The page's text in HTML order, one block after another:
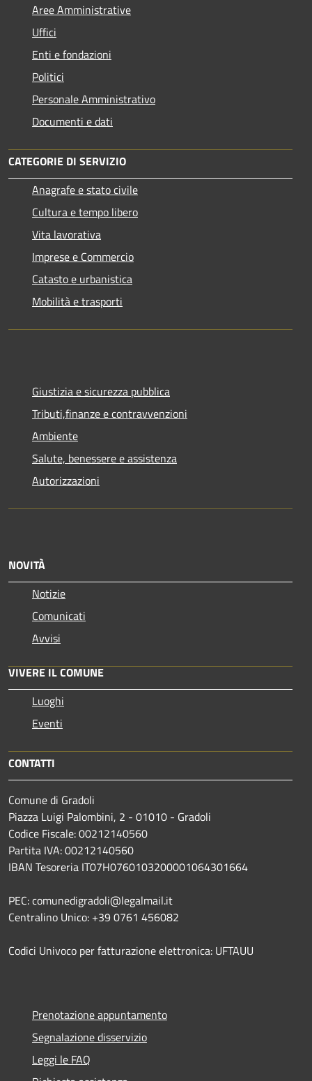
Aree Amministrative
Uffici
Enti e fondazioni
Politici
Personale Amministrativo
Documenti e dati
CATEGORIE DI SERVIZIO
Anagrafe e stato civile
Cultura e tempo libero
Vita lavorativa
Imprese e Commercio
Catasto e urbanistica
Mobilità e trasporti
Giustizia e sicurezza pubblica
Tributi,finanze e contravvenzioni
Ambiente
Salute, benessere e assistenza
Autorizzazioni
NOVITÀ
Notizie
Comunicati
Avvisi
VIVERE IL COMUNE
Luoghi
Eventi
CONTATTI
Comune di Gradoli
Piazza Luigi Palombini, 2 - 01010 - Gradoli
Codice Fiscale: 00212140560
Partita IVA: 00212140560
IBAN Tesoreria IT07H0760103200001064301664
PEC: comunedigradoli@legalmail.it
Centralino Unico: +39 0761 456082
Codici Univoco per fatturazione elettronica: UFTAUU
Prenotazione appuntamento
Segnalazione disservizio
Leggi le FAQ